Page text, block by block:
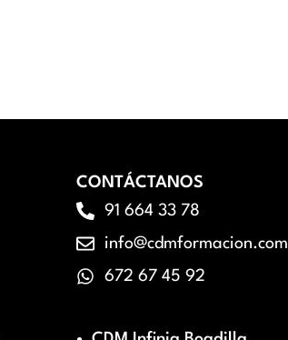
CONTÁCTANOS
91 664 33 78
info@cdmformacion.com
672 67 45 92